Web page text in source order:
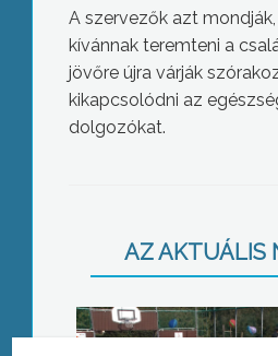
A szervezők azt
kívánnak teremteni a
jövőre újra várják
kikapcsolódni az
dolgozókat.
AZ AKTUÁLIS